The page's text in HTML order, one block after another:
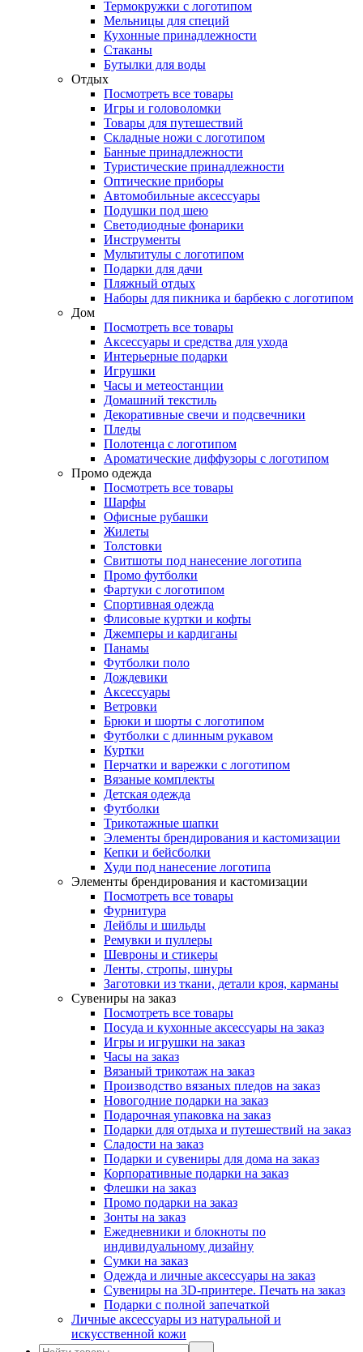
Термокружки с логотипом
Мельницы для специй
Кухонные принадлежности
Стаканы
Бутылки для воды
Отдых
Посмотреть все товары
Игры и головоломки
Товары для путешествий
Складные ножи с логотипом
Банные принадлежности
Туристические принадлежности
Оптические приборы
Автомобильные аксессуары
Подушки под шею
Светодиодные фонарики
Инструменты
Мультитулы с логотипом
Подарки для дачи
Пляжный отдых
Наборы для пикника и барбекю с логотипом
Дом
Посмотреть все товары
Аксессуары и средства для ухода
Интерьерные подарки
Игрушки
Часы и метеостанции
Домашний текстиль
Декоративные свечи и подсвечники
Пледы
Полотенца с логотипом
Ароматические диффузоры с логотипом
Промо одежда
Посмотреть все товары
Шарфы
Офисные рубашки
Жилеты
Толстовки
Свитшоты под нанесение логотипа
Промо футболки
Фартуки с логотипом
Спортивная одежда
Флисовые куртки и кофты
Джемперы и кардиганы
Панамы
Футболки поло
Дождевики
Аксессуары
Ветровки
Брюки и шорты с логотипом
Футболки с длинным рукавом
Куртки
Перчатки и варежки с логотипом
Вязаные комплекты
Детская одежда
Футболки
Трикотажные шапки
Элементы брендирования и кастомизации
Кепки и бейсболки
Худи под нанесение логотипа
Элементы брендирования и кастомизации
Посмотреть все товары
Фурнитура
Лейблы и шильды
Ремувки и пуллеры
Шевроны и стикеры
Ленты, стропы, шнуры
Заготовки из ткани, детали кроя, карманы
Сувениры на заказ
Посмотреть все товары
Посуда и кухонные аксессуары на заказ
Игры и игрушки на заказ
Часы на заказ
Вязаный трикотаж на заказ
Производство вязаных пледов на заказ
Новогодние подарки на заказ
Подарочная упаковка на заказ
Подарки для отдыха и путешествий на заказ
Сладости на заказ
Подарки и сувениры для дома на заказ
Корпоративные подарки на заказ
Флешки на заказ
Промо подарки на заказ
Зонты на заказ
Ежедневники и блокноты по
индивидуальному дизайну
Сумки на заказ
Одежда и личные аксессуары на заказ
Сувениры на 3D-принтере. Печать на заказ
Подарки с полной запечаткой
Личные аксессуары из натуральной и
искусственной кожи